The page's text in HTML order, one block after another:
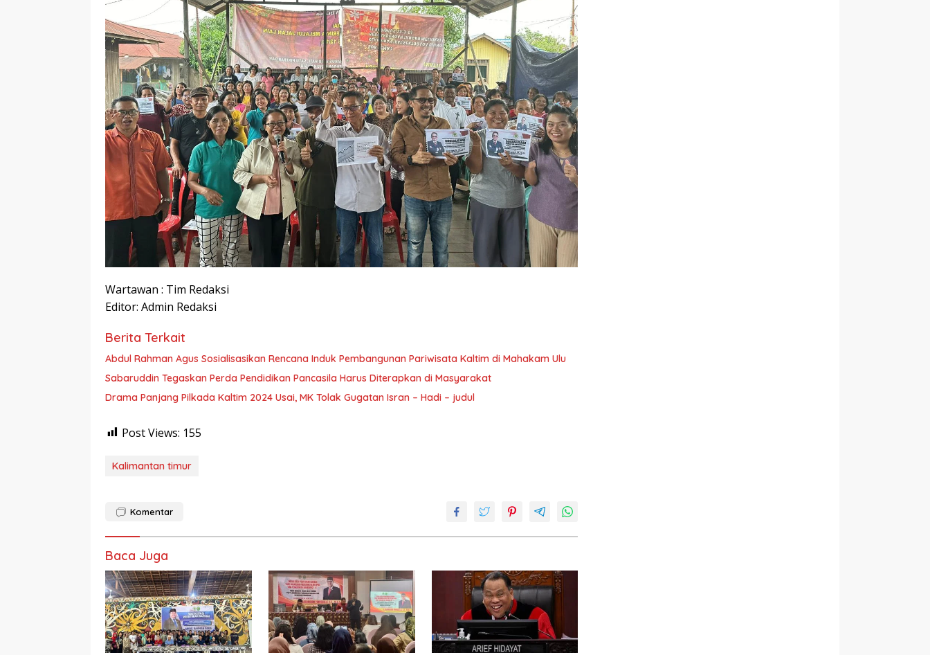
Wartawan : Tim Redaksi
Editor: Admin Redaksi
Berita Terkait
Abdul Rahman Agus Sosialisasikan Rencana Induk Pembangunan Pariwisata Kaltim di Mahakam Ulu
Sabaruddin Tegaskan Perda Pendidikan Pancasila Harus Diterapkan di Masyarakat
Drama Panjang Pilkada Kaltim 2024 Usai, MK Tolak Gugatan Isran – Hadi – judul
Post Views: 155
Kalimantan timur
Komentar
Baca Juga